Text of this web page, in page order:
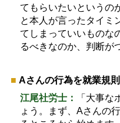
てもらいたいというの
と本人が言ったタイミ
てしまっていいものな
るべきなのか、判断が
■ Aさんの行為を就業規
江尾社労士：
「大事
ょう。まず、 Aさんの